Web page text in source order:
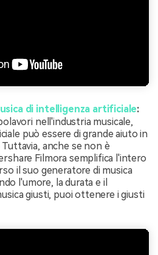
di intelligenza artificiale:
nell'industria musicale,
può essere di grande aiuto in
anche se non è
Filmora semplifica l'intero
il suo generatore di musica
l'umore, la durata e il
giusti, puoi ottenere i giusti